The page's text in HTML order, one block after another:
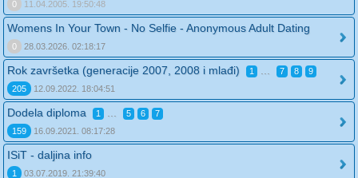
0 11.04.2005. 19:50:48
Womens In Your Town - No Selfie - Anonymous Adult Dating
0 28.03.2026. 02:18:17
Rok završetka (generacije 2007, 2008 i mlađi) 1 7 8
9
205
12.09.2022. 18:04:51
Dodela diploma 1 5 6
7
159
16.09.2021. 08:17:28
ISiT - daljina info
1 03.07.2019. 21:39:40